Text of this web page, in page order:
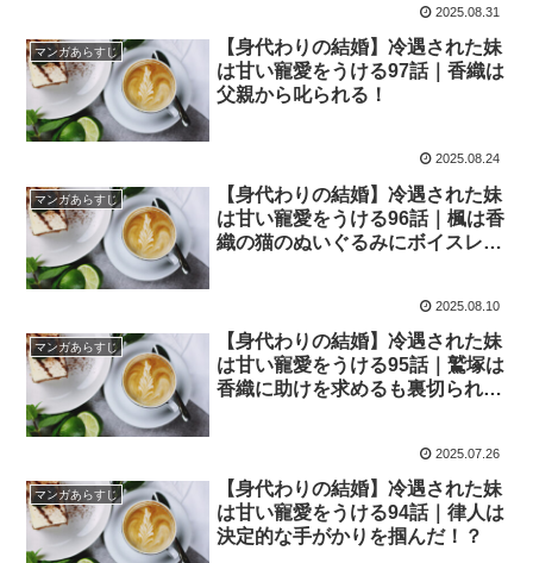
2025.08.31
マンガあらすじ
【身代わりの結婚】冷遇された妹
は甘い寵愛をうける97話｜香織は
父親から叱られる！
2025.08.24
マンガあらすじ
【身代わりの結婚】冷遇された妹
は甘い寵愛をうける96話｜楓は香
織の猫のぬいぐるみにボイスレコ
2025.08.10
マンガあらすじ
【身代わりの結婚】冷遇された妹
は甘い寵愛をうける95話｜鷲塚は
香織に助けを求めるも裏切られ
2025.07.26
マンガあらすじ
【身代わりの結婚】冷遇された妹
は甘い寵愛をうける94話｜律人は
決定的な手がかりを掴んだ！？